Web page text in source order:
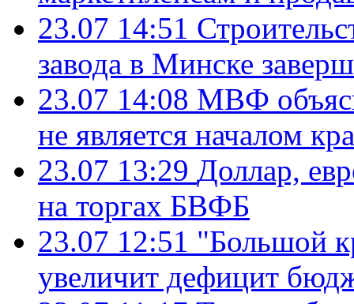
23.07 14:51
завода в Минске
23.07 14:08 МВФ
не является началом
23.07 13:29 Доллар,
на торгах БВФБ
23.07 12:51 "Большой
увеличит дефицит